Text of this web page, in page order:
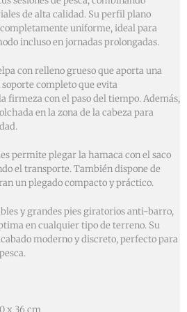
de alta calidad. Su perfil plano
uniforme, ideal para
incluso en jornadas prolongadas.
con relleno grueso que aporta una
completo que evita
firmeza con el paso del tiempo. Además,
en la zona de la cabeza para
permite plegar la hamaca con el saco
el transporte. También dispone de
un plegado compacto y práctico.
y grandes pies giratorios anti-barro,
en cualquier tipo de terreno. Su
moderno y discreto, perfecto para